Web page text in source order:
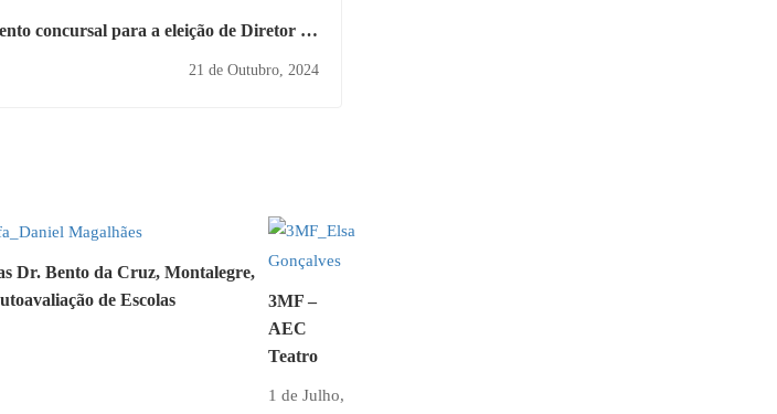
concursal para a eleição de Diretor do
21 de Outubro, 2024
Dr. Bento da Cruz, Montalegre,
de Escolas
3MF –
AEC
Teatro
1 de Julho,